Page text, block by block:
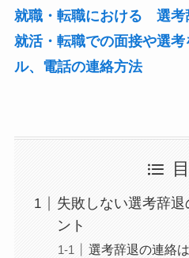
就職・転職における 選考
就活・転職での面接や選
ル、電話の連絡方法
失敗しない選考辞
ント
選考辞退の連絡